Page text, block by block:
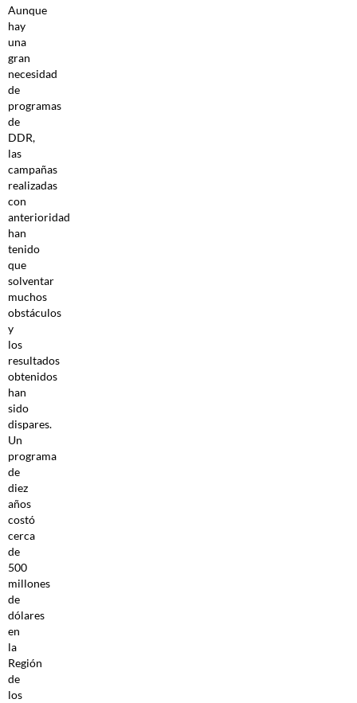
Aunque
hay
una
gran
necesidad
de
programas
de
DDR,
las
campañas
realizadas
con
anterioridad
han
tenido
que
solventar
muchos
obstáculos
y
los
resultados
obtenidos
han
sido
dispares.
Un
programa
de
diez
años
costó
cerca
de
500
millones
de
dólares
en
la
Región
de
los